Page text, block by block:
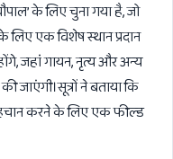
के लिए चुना गया है, जो
एक विशेष स्थान प्रदान
जहां गायन, नृत्य और अन्य
जाएंगी।सूत्रों ने बताया कि
करने के लिए एक फील्ड